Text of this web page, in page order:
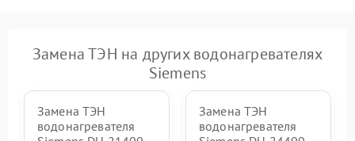
Замена ТЭН на других водонагревателях
Siemens
Замена ТЭН
водонагревателя
Замена ТЭН
водонагревателя